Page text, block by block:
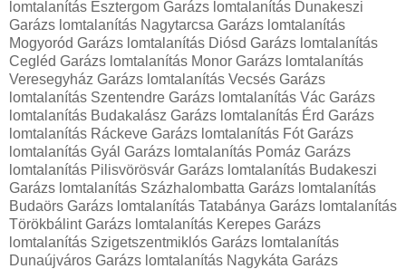
lomtalanítás Esztergom Garázs lomtalanítás Dunakeszi
Garázs lomtalanítás Nagytarcsa Garázs lomtalanítás
Mogyoród Garázs lomtalanítás Diósd Garázs lomtalanítás
Cegléd Garázs lomtalanítás Monor Garázs lomtalanítás
Veresegyház Garázs lomtalanítás Vecsés Garázs
lomtalanítás Szentendre Garázs lomtalanítás Vác Garázs
lomtalanítás Budakalász Garázs lomtalanítás Érd Garázs
lomtalanítás Ráckeve Garázs lomtalanítás Fót Garázs
lomtalanítás Gyál Garázs lomtalanítás Pomáz Garázs
lomtalanítás Pilisvörösvár Garázs lomtalanítás Budakeszi
Garázs lomtalanítás Százhalombatta Garázs lomtalanítás
Budaörs Garázs lomtalanítás Tatabánya Garázs lomtalanítás
Törökbálint Garázs lomtalanítás Kerepes Garázs
lomtalanítás Szigetszentmiklós Garázs lomtalanítás
Dunaújváros Garázs lomtalanítás Nagykáta Garázs